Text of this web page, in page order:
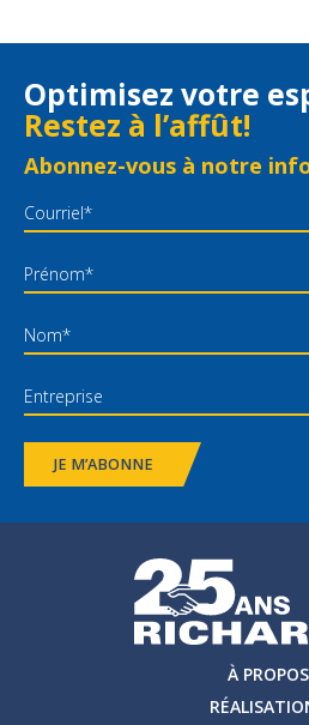
Optimisez votre
Restez à l’affût!
Abonnez-vous à notre
JE M’ABONNE
À PROPOS